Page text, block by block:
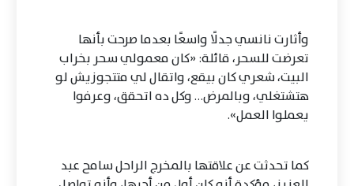
وأثارت نانسي جدلًا واسعًا بعدما صرحت بأنها
تعرضت للسحر، قائلة: «كان معمولي سحر بخراب
البيت، شعري كان بيقع، واتقال لي متتجوزيش لو
هتشتغلي، وبالمرض… وكل ده اتحقق، وعرفوا
يعملوا العمل».
كما تحدثت عن علاقتها بالمخرج الراحل سامح عبد